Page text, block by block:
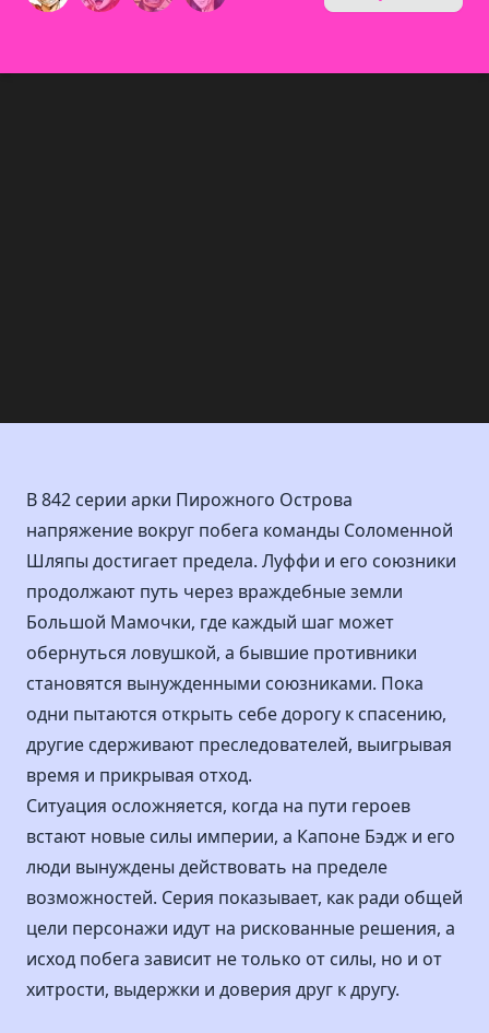
В 842 серии арки Пирожного Острова
напряжение вокруг побега команды Соломенной
Шляпы достигает предела. Луффи и его союзники
продолжают путь через враждебные земли
Большой Мамочки, где каждый шаг может
обернуться ловушкой, а бывшие противники
становятся вынужденными союзниками. Пока
одни пытаются открыть себе дорогу к спасению,
другие сдерживают преследователей, выигрывая
время и прикрывая отход.
Ситуация осложняется, когда на пути героев
встают новые силы империи, а Капоне Бэдж и его
люди вынуждены действовать на пределе
возможностей. Серия показывает, как ради общей
цели персонажи идут на рискованные решения, а
исход побега зависит не только от силы, но и от
хитрости, выдержки и доверия друг к другу.